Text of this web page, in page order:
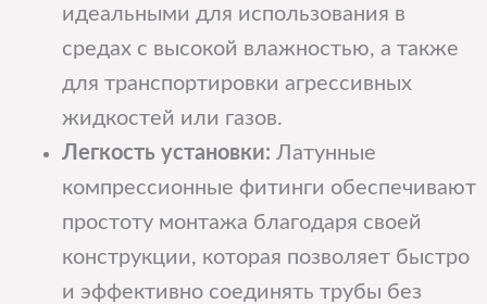
идеальными для использования в
средах с высокой влажностью, а также
для транспортировки агрессивных
жидкостей или газов.
Легкость установки: Латунные
компрессионные фитинги обеспечивают
простоту монтажа благодаря своей
конструкции, которая позволяет быстро
и эффективно соединять трубы без